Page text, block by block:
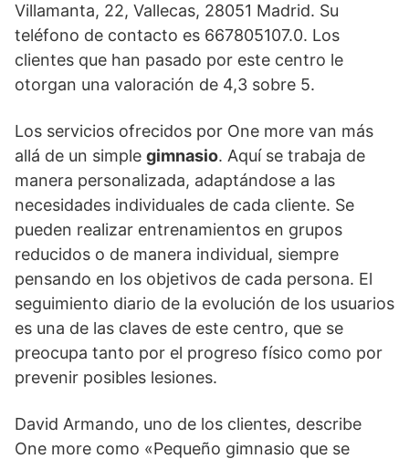
Villamanta, 22, Vallecas, 28051 Madrid. Su
teléfono de contacto es 667805107.0. Los
clientes que han pasado por este centro le
otorgan una valoración de 4,3 sobre 5.
Los servicios ofrecidos por One more van más
allá de un simple gimnasio. Aquí se trabaja de
manera personalizada, adaptándose a las
necesidades individuales de cada cliente. Se
pueden realizar entrenamientos en grupos
reducidos o de manera individual, siempre
pensando en los objetivos de cada persona. El
seguimiento diario de la evolución de los usuarios
es una de las claves de este centro, que se
preocupa tanto por el progreso físico como por
prevenir posibles lesiones.
David Armando, uno de los clientes, describe
One more como «Pequeño gimnasio que se